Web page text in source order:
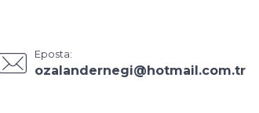
Eposta:
ozalandernegi@hotmail.com.tr